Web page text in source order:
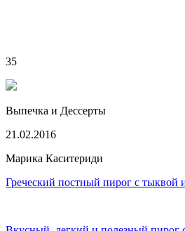
35
Выпечка и Дессерты
21.02.2016
Марика Каситериди
Греческий постный пирог с тыквой